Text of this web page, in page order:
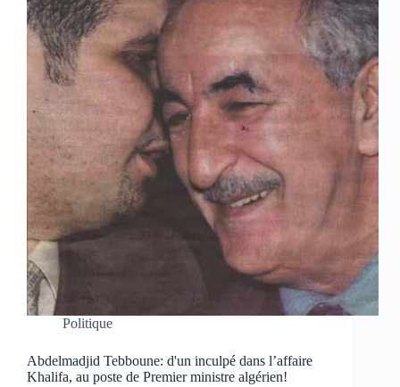
Politique
Abdelmadjid Tebboune: d'un inculpé dans l’affaire
Khalifa, au poste de Premier ministre algérien!